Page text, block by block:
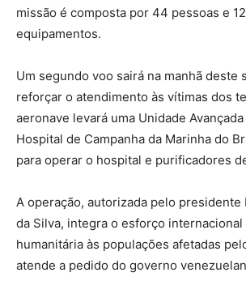
missão é composta por 44 pessoas e
equipamentos.
Um segundo voo sairá na manhã deste
reforçar o atendimento às vítimas dos
aeronave levará uma Unidade
Hospital de Campanha da Marinha do
para operar o hospital e purificadores
A operação, autorizada pelo presidente
da Silva, integra o esforço
humanitária às populações afetadas
atende a pedido do governo